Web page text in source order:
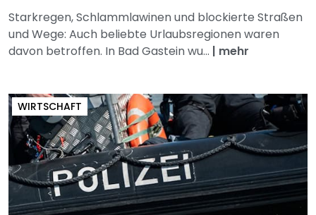
Starkregen, Schlammlawinen und blockierte Straßen
und Wege: Auch beliebte Urlaubsregionen waren
davon betroffen. In Bad Gastein wu... | mehr
WIRTSCHAFT